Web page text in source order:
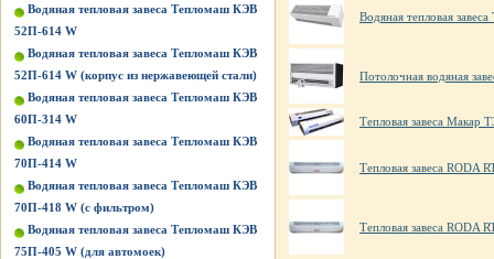
Водяная тепловая завеса Тепломаш КЭВ
52П-614 W
Водяная тепловая завеса Тепломаш КЭВ
52П-614 W (корпус из нержавеющей стали)
Водяная тепловая завеса Тепломаш КЭВ
60П-314 W
Водяная тепловая завеса Тепломаш КЭВ
70П-414 W
Водяная тепловая завеса Тепломаш КЭВ
70П-418 W (с фильтром)
Водяная тепловая завеса Тепломаш КЭВ
75П-405 W (для автомоек)
Водяная тепловая
Потолочная водяная
Тепловая завеса Макар
Тепловая завеса RODA
Тепловая завеса RODA